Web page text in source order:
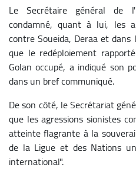
Le Secrétaire général de
condamné, quant à lui, les
contre Soueida, Deraa et
que le redéploiement
Golan occupé, a indiqué son
dans un bref communiqué.
De son côté, le Secrétariat
que les agressions sionistes
atteinte flagrante à la
de la Ligue et des Nations
international".